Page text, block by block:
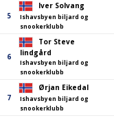
5
Iver Solvang
Ishavsbyen biljard og
snookerklubb
6
Tor Steve
lindgård
Ishavsbyen biljard og
snookerklubb
7
Ørjan Eikedal
Ishavsbyen biljard og
snookerklubb